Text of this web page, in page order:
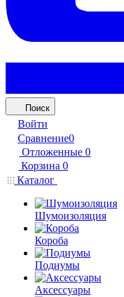
Поиск
Войти
Сравнение0
Отложенные 0
Корзина 0
Каталог
Шумоизоляция
Короба
Подиумы
Аксессуары